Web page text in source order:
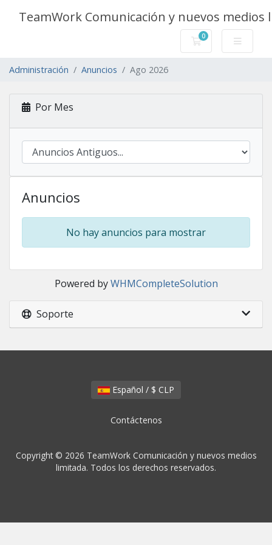
TeamWork Comunicación y nuevos medios
0
Carro de Pedidos
Administración Anuncios Ago 2026
Por Mes
Anuncios
No hay anuncios para mostrar
Powered byWHMCompleteSolution
Soporte
Español / $ CLP
Contáctenos
Copyright © 2026 TeamWork Comunicación y nuevos medios
limitada. Todos los derechos reservados.